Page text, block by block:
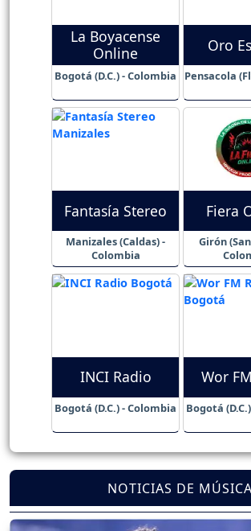
La Boyacense
Online
Bogotá (D.C.) - Colombia
Oro
Pensacola
Fantasía Stereo
Manizales (Caldas) -
Colombia
Fiera
Girón (Santander) -
INCI Radio
Bogotá (D.C.) - Colombia
Wor
Bogotá
NOTICIAS DE MÚSICA